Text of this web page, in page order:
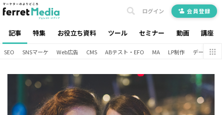
記事 特集 お役立ち資料 ツール セミナー 動画 講座
ログイン 会員登録
SEO SNSマーケ Web広告 CMS ABテスト・EFO MA LP制作 データ分析